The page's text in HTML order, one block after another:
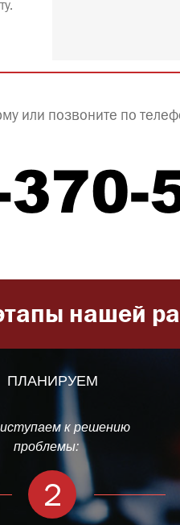
или позвоните по
нашей
ПЛАНИРУЕМ
к решению
проблемы:
2